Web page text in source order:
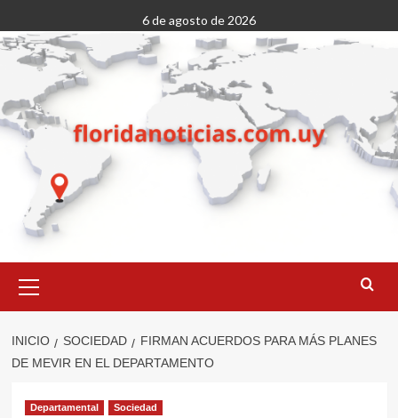
al
contenido
6 de agosto de 2026
primario
INICIO SOCIEDAD
FIRMAN ACUERDOS PARA MÁS PLANES
DE MEVIR EN EL DEPARTAMENTO
Departamental Sociedad